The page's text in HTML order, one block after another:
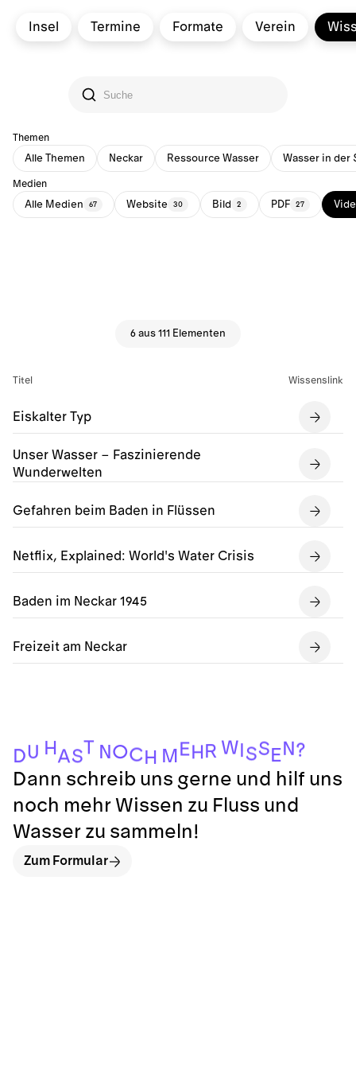
Insel Termine Formate Verein
Themen
Alle Themen Neckar Ressource Wasser Wasser in der
Medien
Alle Medien 67 Website 30 Bild 2 PDF 27
6 aus 111 Elementen
Titel Wissenslink
Eiskalter Typ
Unser Wasser – Faszinierende
Wunderwelten
Gefahren beim Baden in Flüssen
Netflix, Explained: World's Water Crisis
Baden im Neckar 1945
Freizeit am Neckar
DU H AST N OC H M E H R W SS EN?
Dann schreib uns gerne und hilf uns
noch mehr Wissen zu Fluss und
Wasser zu sammeln!
Zum Formular